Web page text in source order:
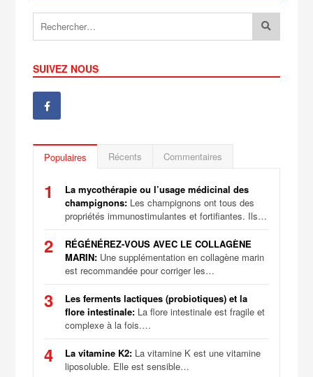
SUIVEZ NOUS
Populaires Récents Commentaires
1
La mycothérapie ou l’usage médicinal des
champignons: Les champignons ont tous des
propriétés immunostimulantes et fortifiantes. Ils…
2
RÉGÉNÉREZ-VOUS AVEC LE COLLAGÈNE
MARIN: Une supplémentation en collagène marin
est recommandée pour corriger les…
3
Les ferments lactiques (probiotiques) et la
flore intestinale: La flore intestinale est fragile et
complexe à la fois.…
4 La vitamine K2: La vitamine K est une vitamine
liposoluble. Elle est sensible…